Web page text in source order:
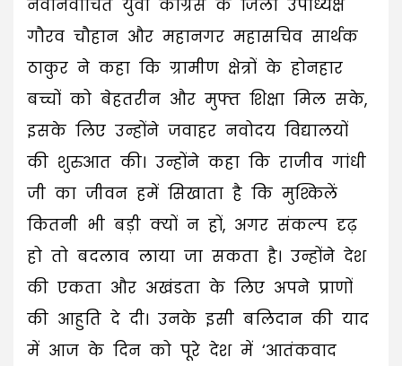
नवनिर्वाचित युवा कांग्रेस के जिला उपाध्यक्ष
गौरव चौहान और महानगर महासचिव सार्थक
ठाकुर ने कहा कि ग्रामीण क्षेत्रों के होनहार
बच्चों को बेहतरीन और मुफ्त शिक्षा मिल सके,
इसके लिए उन्होंने जवाहर नवोदय विद्यालयों
की शुरुआत की। उन्होंने कहा कि राजीव गांधी
जी का जीवन हमें सिखाता है कि मुश्किलें
कितनी भी बड़ी क्यों न हों, अगर संकल्प दृढ़
हो तो बदलाव लाया जा सकता है। उन्होंने देश
की एकता और अखंडता के लिए अपने प्राणों
की आहुति दे दी। उनके इसी बलिदान की याद
में आज के दिन को पूरे देश में ‘आतंकवाद